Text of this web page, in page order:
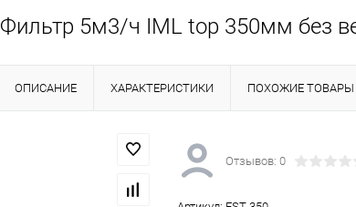
Фильтр 5м3/ч IML top 350мм без
ОПИСАНИЕ ХАРАКТЕРИСТИКИ ПОХОЖИЕ ТОВАРЫ
Отзывов: 0